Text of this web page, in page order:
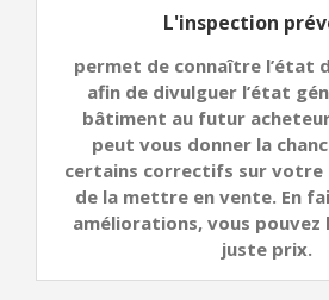
L'inspection
permet de connaître l’état
afin de divulguer l’état
bâtiment au futur
peut vous donner la
certains correctifs sur
de la mettre en vente. En
améliorations, vous pouvez
juste prix.